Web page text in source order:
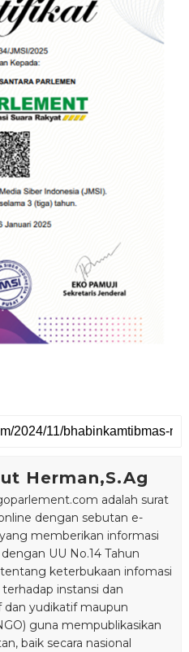
Herman,S.Ag
adalah surat
dengan sebutan e-
memberikan informasi
UU No.14 Tahun
keterbukaan infomasi
instansi dan
dan yudikatif maupun
guna mempublikasikan
baik secara nasional